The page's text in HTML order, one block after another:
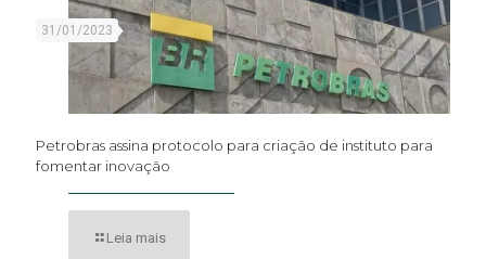
31/01/2023
Petrobras assina protocolo para criação de instituto para
fomentar inovação
Leia mais